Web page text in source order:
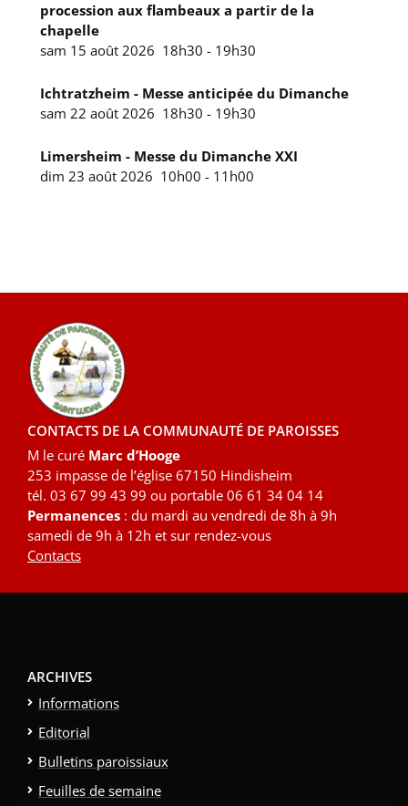
procession aux flambeaux a partir de la
chapelle
sam 15 août 2026 18h30 - 19h30
Ichtratzheim - Messe anticipée du Dimanche
sam 22 août 2026 18h30 - 19h30
Limersheim - Messe du Dimanche XXI
dim 23 août 2026 10h00 - 11h00
CONTACTS DE LA COMMUNAUTÉ DE PAROISSES
M le curé Marc d’Hooge
253 impasse de l’église 67150 Hindisheim
tél. 03 67 99 43 99 ou portable 06 61 34 04 14
Permanences : du mardi au vendredi de 8h à 9h
samedi de 9h à 12h et sur rendez-vous
Contacts
ARCHIVES
Informations
Editorial
Bulletins paroissiaux
Feuilles de semaine